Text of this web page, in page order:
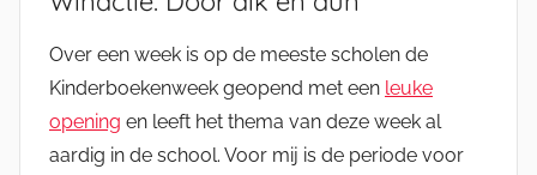
Over een week is op de meeste scholen de
Kinderboekenweek geopend met een leuke
opening en leeft het thema van deze week al
aardig in de school. Voor mij is de periode voor